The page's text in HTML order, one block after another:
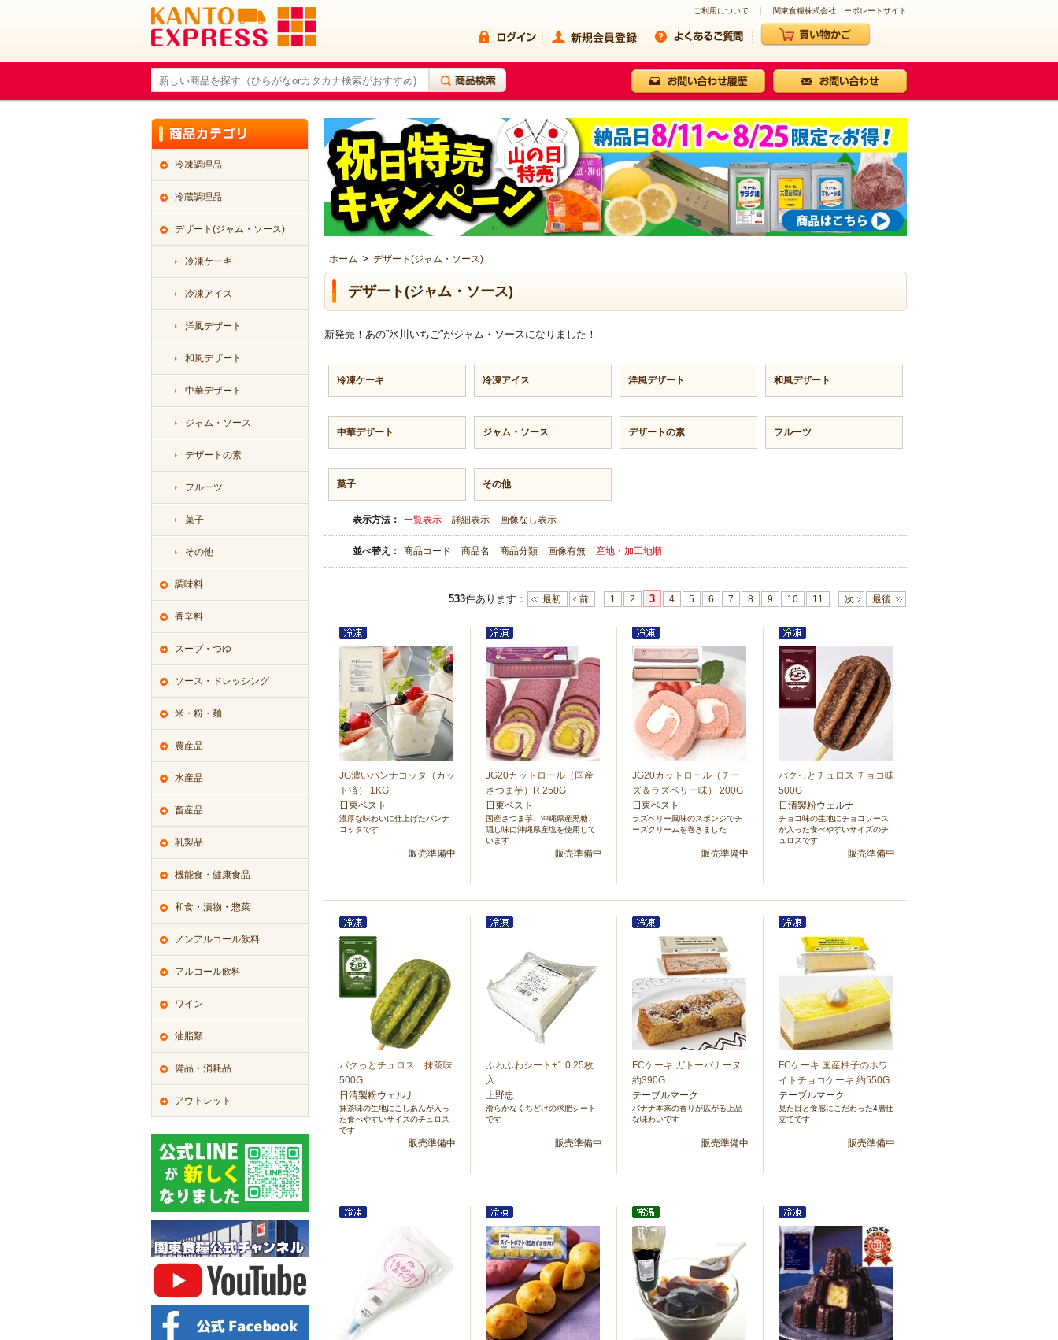
ご利用について 関東食糧株式会社コーポレートサイト
ホーム > デザート(ジャム・ソース)
デザート(ジャム・ソース)
新発売！あの”氷川いちご”がジャム・ソースになりました！
冷凍ケーキ 冷凍アイス 洋風デザート 和風デザート
中華デザート ジャム・ソース デザートの素 フルーツ
菓子 その他
表示方法： 一覧表示 詳細表示 画像なし表示
並べ替え： 商品コード 商品名 商品分類 画像有無 産地・加工地順
533件あります ： 最初 前 1 2 3 4 5 6 7 8 9 10 11 次 最後
JG濃いパンナコッタ（カッ
ト済） 1KG
日東ベスト
濃厚な味わいに仕上げたパンナ
コッタです
販売準備中
JG20カットロール（国産
さつま芋）R 250G
日東ベスト
国産さつま芋、沖縄県産黒糖、
隠し味に沖縄県産塩を使用して
います
販売準備中
JG20カットロール（チー
ズ＆ラズベリー味） 200G
日東ベスト
ラズベリー風味のスポンジでチ
ーズクリームを巻きました
販売準備中
パクっとチュロス チョコ味
500G
日清製粉ウェルナ
チョコ味の生地にチョコソース
が入った食べやすいサイズのチ
ュロスです
販売準備中
パクっとチュロス 抹茶味
500G
日清製粉ウェルナ
抹茶味の生地にこしあんが入っ
た食べやすいサイズのチュロス
です
販売準備中
ふわふわシート+1.0 25枚
入
上野忠
滑らかなくちどけの求肥シート
です
販売準備中
FCケーキ ガトーバナーヌ
約390G
テーブルマーク
バナナ本来の香りが広がる上品
な味わいです
販売準備中
FCケーキ 国産柚子のホワ
イトチョコケーキ 約550G
テーブルマーク
見た目と食感にこだわった4層仕
立てです
販売準備中
冷凍調理品
冷蔵調理品
デザート(ジャム・ソース)
冷凍ケーキ
冷凍アイス
洋風デザート
和風デザート
中華デザート
ジャム・ソース
デザートの素
フルーツ
菓子
その他
調味料
香辛料
スープ・つゆ
ソース・ドレッシング
米・粉・麺
農産品
水産品
畜産品
乳製品
機能食・健康食品
和食・漬物・惣菜
ノンアルコール飲料
アルコール飲料
ワイン
油脂類
備品・消耗品
アウトレット